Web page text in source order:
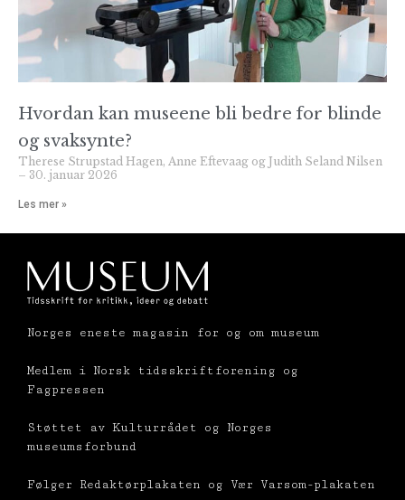
Hvordan kan museene bli bedre for blinde
og svaksynte?
Therese Strupstad Hagen, Anne Eftevaag og Judith Seland Nilsen
30. januar 2026
Les mer »
Norges eneste magasin for og om museum
Medlem i Norsk tidsskriftforening og
Fagpressen
Støttet av Kulturrådet og Norges
museumsforbund
Følger Redaktørplakaten og Vær Varsom-plakaten